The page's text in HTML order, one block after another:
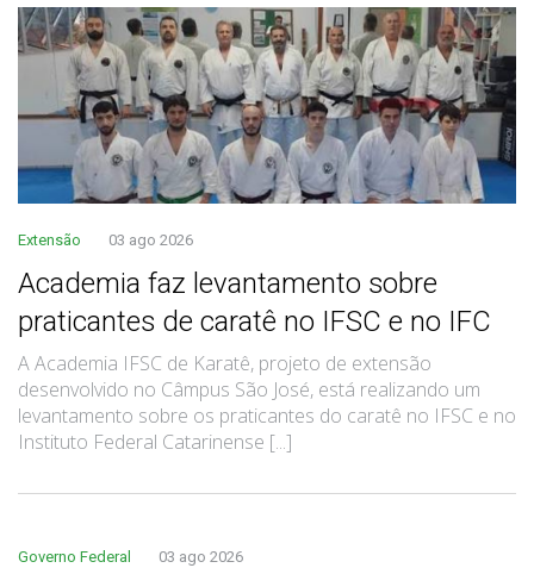
Extensão 03 ago 2026
Academia faz levantamento sobre
praticantes de caratê no IFSC e no IFC
A Academia IFSC de Karatê, projeto de extensão
desenvolvido no Câmpus São José, está realizando um
levantamento sobre os praticantes do caratê no IFSC e no
Instituto Federal Catarinense [...]
Governo Federal 03 ago 2026